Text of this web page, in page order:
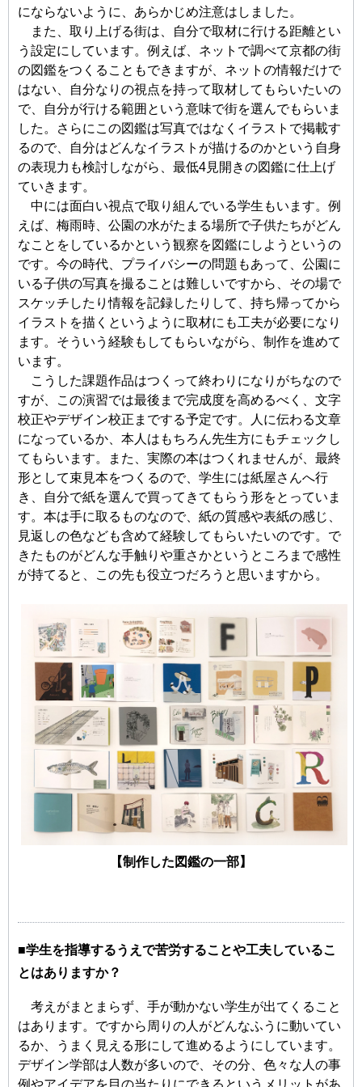
にならないように、あらかじめ注意はしました。
また、取り上げる街は、自分で取材に行ける距離とい
う設定にしています。例えば、ネットで調べて京都の街
の図鑑をつくることもできますが、ネットの情報だけで
はない、自分なりの視点を持って取材してもらいたいの
で、自分が行ける範囲という意味で街を選んでもらいま
した。さらにこの図鑑は写真ではなくイラストで掲載す
るので、自分はどんなイラストが描けるのかという自身
の表現力も検討しながら、最低4見開きの図鑑に仕上げ
ていきます。
中には面白い視点で取り組んでいる学生もいます。例
えば、梅雨時、公園の水がたまる場所で子供たちがどん
なことをしているかという観察を図鑑にしようというの
です。今の時代、プライバシーの問題もあって、公園に
いる子供の写真を撮ることは難しいですから、その場で
スケッチしたり情報を記録したりして、持ち帰ってから
イラストを描くというように取材にも工夫が必要になり
ます。そういう経験もしてもらいながら、制作を進めて
います。
こうした課題作品はつくって終わりになりがちなので
すが、この演習では最後まで完成度を高めるべく、文字
校正やデザイン校正までする予定です。人に伝わる文章
になっているか、本人はもちろん先生方にもチェックし
てもらいます。また、実際の本はつくれませんが、最終
形として束見本をつくるので、学生には紙屋さんへ行
き、自分で紙を選んで買ってきてもらう形をとっていま
す。本は手に取るものなので、紙の質感や表紙の感じ、
見返しの色なども含めて経験してもらいたいのです。で
きたものがどんな手触りや重さかというところまで感性
が持てると、この先も役立つだろうと思いますから。
【制作した図鑑の一部】
■学生を指導するうえで苦労することや工夫しているこ
とはありますか？
考えがまとまらず、手が動かない学生が出てくること
はあります。ですから周りの人がどんなふうに動いてい
るか、うまく見える形にして進めるようにしています。
デザイン学部は人数が多いので、その分、色々な人の事